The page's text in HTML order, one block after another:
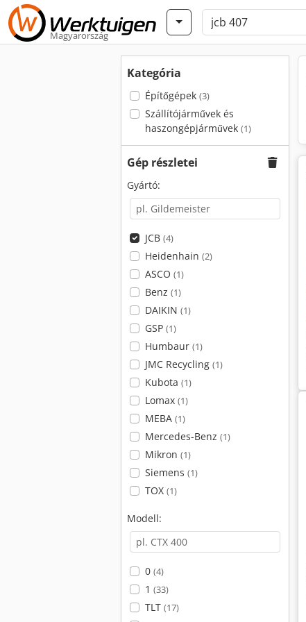
Magyarország
Kategória
Építőgépek (3)
Szállítójárművek és
haszongépjárművek (1)
Gép részletei
Gyártó:
JCB (4)
Heidenhain (2)
ASCO (1)
Benz (1)
DAIKIN (1)
GSP (1)
Humbaur (1)
JMC Recycling (1)
Kubota (1)
Lomax (1)
MEBA (1)
Mercedes-Benz (1)
Mikron (1)
Siemens (1)
TOX (1)
Modell:
0 (4)
1 (33)
TLT (17)